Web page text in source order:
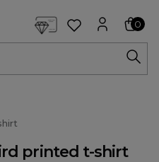
0
printed t-shirt